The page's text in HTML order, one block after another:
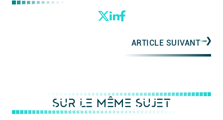
ARTICLE SUIVANT
SUR LE MÊME SUJET